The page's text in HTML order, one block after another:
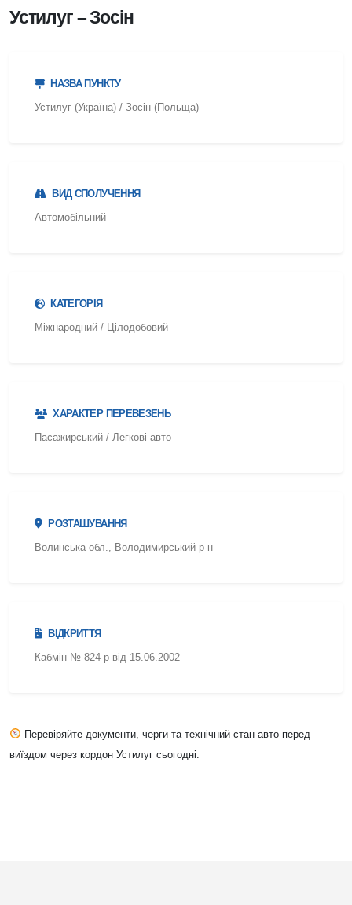
Устилуг – Зосін
НАЗВА ПУНКТУ
Устилуг (Україна) / Зосін (Польща)
ВИД СПОЛУЧЕННЯ
Автомобільний
КАТЕГОРІЯ
Міжнародний / Цілодобовий
ХАРАКТЕР ПЕРЕВЕЗЕНЬ
Пасажирський / Легкові авто
РОЗТАШУВАННЯ
Волинська обл., Володимирський р-н
ВІДКРИТТЯ
Кабмін № 824-р від 15.06.2002
Перевіряйте документи, черги та технічний стан авто перед
виїздом через кордон Устилуг сьогодні.